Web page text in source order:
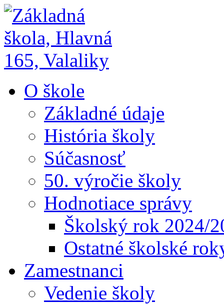
O škole
Základné údaje
História školy
Súčasnosť
50. výročie školy
Hodnotiace správy
Školský rok 2024/
Ostatné školské
Zamestnanci
Vedenie školy